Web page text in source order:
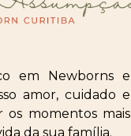
em Newborns e
amor, cuidado e
os momentos mais
da sua família.